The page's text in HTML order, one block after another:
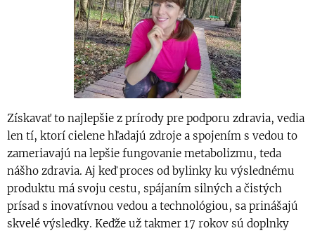
Získavať to najlepšie z prírody pre podporu zdravia, vedia
len tí, ktorí cielene hľadajú zdroje a spojením s vedou to
zameriavajú na lepšie fungovanie metabolizmu, teda
nášho zdravia. Aj keď proces od bylinky ku výslednému
produktu má svoju cestu, spájaním silných a čistých
prísad s inovatívnou vedou a technológiou, sa prinášajú
skvelé výsledky. Keďže už takmer 17 rokov sú doplnky